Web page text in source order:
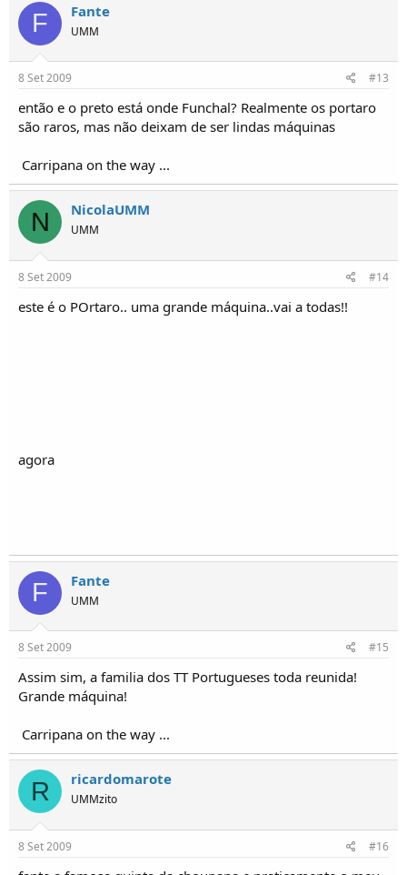
F Fante
UMM
8 Set 2009 #13
então e o preto está onde Funchal? Realmente os portaro
são raros, mas não deixam de ser lindas máquinas
Carripana on the way ...
N NicolaUMM
UMM
8 Set 2009 #14
este é o POrtaro.. uma grande máquina..vai a todas!!
agora
F Fante
UMM
8 Set 2009 #15
Assim sim, a familia dos TT Portugueses toda reunida!
Grande máquina!
Carripana on the way ...
R ricardomarote
UMMzito
8 Set 2009 #16